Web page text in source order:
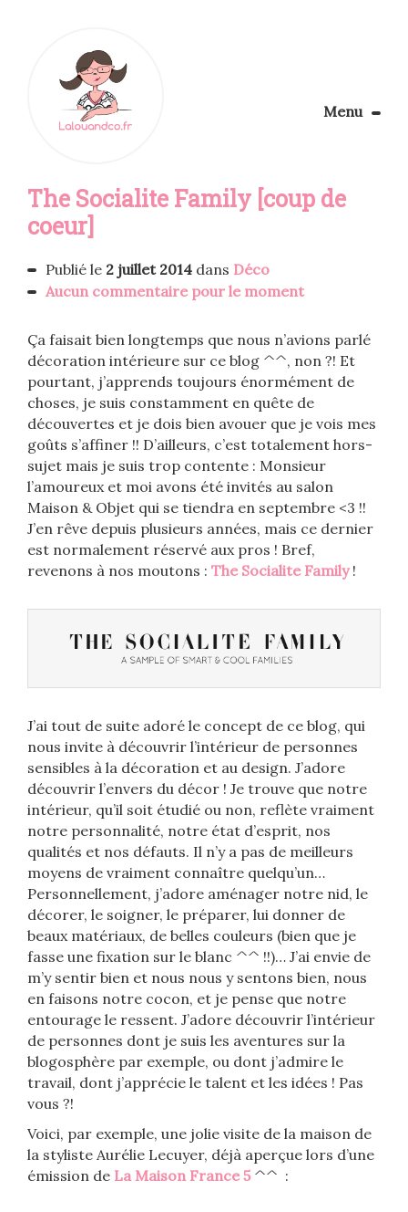
Menu
Apprendre la couture
Aménager son coin couture
The Socialite Family [coup de
coeur]
Publié le 2 juillet 2014 dans Déco
Aucun commentaire pour le moment
Ça faisait bien longtemps que nous n’avions parlé
décoration intérieure sur ce blog ^^, non ?! Et
pourtant, j’apprends toujours énormément de
choses, je suis constamment en quête de
découvertes et je dois bien avouer que je vois mes
goûts s’affiner !! D’ailleurs, c’est totalement hors-
sujet mais je suis trop contente : Monsieur
l’amoureux et moi avons été invités au salon
Maison & Objet qui se tiendra en septembre <3 !!
J’en rêve depuis plusieurs années, mais ce dernier
est normalement réservé aux pros ! Bref,
revenons à nos moutons : The Socialite Family!
J’ai tout de suite adoré le concept de ce blog, qui
nous invite à découvrir l’intérieur de personnes
sensibles à la décoration et au design. J’adore
découvrir l’envers du décor ! Je trouve que notre
intérieur, qu’il soit étudié ou non, reflète vraiment
notre personnalité, notre état d’esprit, nos
qualités et nos défauts. Il n’y a pas de meilleurs
moyens de vraiment connaître quelqu’un…
Personnellement, j’adore aménager notre nid, le
décorer, le soigner, le préparer, lui donner de
beaux matériaux, de belles couleurs (bien que je
fasse une fixation sur le blanc ^^ !!)… J’ai envie de
m’y sentir bien et nous nous y sentons bien, nous
en faisons notre cocon, et je pense que notre
entourage le ressent. J’adore découvrir l’intérieur
de personnes dont je suis les aventures sur la
blogosphère par exemple, ou dont j’admire le
travail, dont j’apprécie le talent et les idées ! Pas
vous ?!
Voici, par exemple, une jolie visite de la maison de
la styliste Aurélie Lecuyer, déjà aperçue lors d’une
émission de La Maison France 5^^ :